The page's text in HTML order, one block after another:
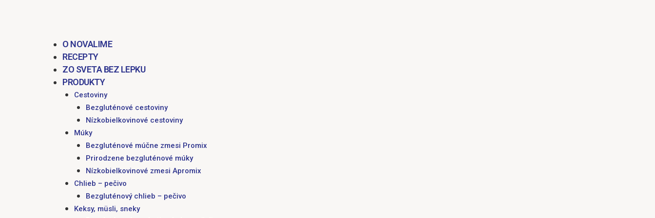
O NOVALIME
RECEPTY
ZO SVETA BEZ LEPKU
PRODUKTY
Cestoviny
Bezgluténové cestoviny
Nízkobielkovinové cestoviny
Múky
Bezgluténové múčne zmesi Promix
Prirodzene bezgluténové múky
Nízkobielkovinové zmesi Apromix
Chlieb – pečivo
Bezgluténový chlieb – pečivo
Keksy, müsli, sneky